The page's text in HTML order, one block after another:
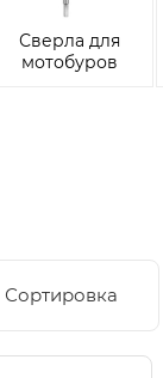
Сверла для
мотобуров
Сортировка